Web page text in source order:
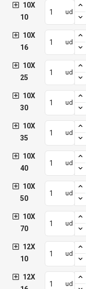
10X
10
ud
10X
16
ud
10X
25
ud
10X
30
ud
10X
35
ud
10X
40
ud
10X
50
ud
10X
70
ud
12X
10
ud
12X
ud